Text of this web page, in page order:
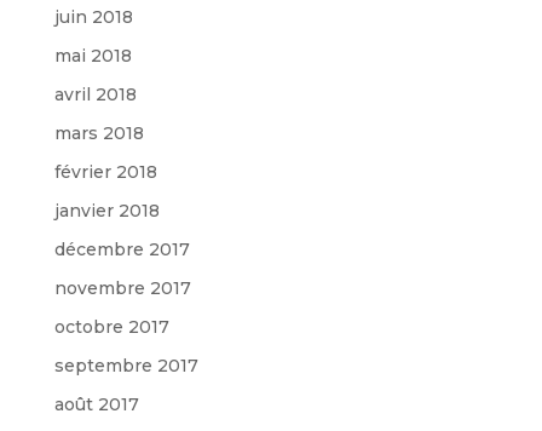
juin 2018
mai 2018
avril 2018
mars 2018
février 2018
janvier 2018
décembre 2017
novembre 2017
octobre 2017
septembre 2017
août 2017